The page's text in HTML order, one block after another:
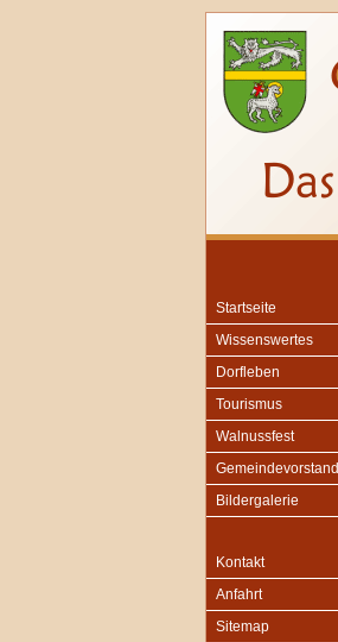
Startseite
Wissenswertes
Dorfleben
Tourismus
Walnussfest
Gemeindevorstand
Bildergalerie
Kontakt
Anfahrt
Sitemap